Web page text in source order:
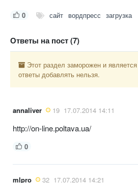
0 сайт вордпресс загрузка
Ответы на пост (7)
Этот раздел заморожен и
ответы добавлять нельзя.
annaliver 19 17.07.2014 14:11
http://on-line.poltava.ua/
0
mlpro 32 17.07.2014 14:21